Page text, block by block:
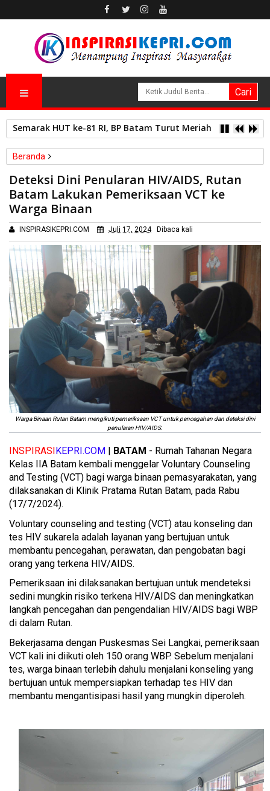
Semarak HUT ke-81 RI, BP Batam Turut Meriahkan Pawai
Beranda
Deteksi Dini Penularan HIV/AIDS, Rutan Batam Lakukan
Pemeriksaan VCT ke Warga Binaan
Deteksi Dini Penularan HIV/AIDS, Rutan
Batam Lakukan Pemeriksaan VCT ke
Warga Binaan
INSPIRASIKEPRI.COM Juli 17, 2024 Dibaca kali
Warga Binaan Rutan Batam mengikuti pemeriksaan VCT untuk pencegahan dan deteksi dini
penularan HIV/AIDS.
INSPIRASI KEPRI.COM BATAM - Rumah Tahanan Negara
Kelas IIA Batam kembali menggelar Voluntary Counseling
and Testing (VCT) bagi warga binaan pemasyarakatan, yang
dilaksanakan di Klinik Pratama Rutan Batam, pada Rabu
(17/7/2024).
Voluntary counseling and testing (VCT) atau konseling dan
tes HIV sukarela adalah layanan yang bertujuan untuk
membantu pencegahan, perawatan, dan pengobatan bagi
orang yang terkena HIV/AIDS.
Pemeriksaan ini dilaksanakan bertujuan untuk mendeteksi
sedini mungkin risiko terkena HIV/AIDS dan meningkatkan
langkah pencegahan dan pengendalian HIV/AIDS bagi WBP
di dalam Rutan.
Bekerjasama dengan Puskesmas Sei Langkai, pemeriksaan
VCT kali ini diikuti oleh 150 orang WBP. Sebelum menjalani
tes, warga binaan terlebih dahulu menjalani konseling yang
bertujuan untuk mempersiapkan terhadap tes HIV dan
membantu mengantisipasi hasil yang mungkin diperoleh.